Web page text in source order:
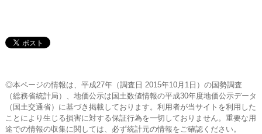
◎本ページの情報は、平成27年（調査日 2015年10月1日）の国勢調査
（総務省統計局）、地価公示は国土数値情報の平成30年度地価公示データ
（国土交通省）に基づき掲載しております。利用者が当サイトを利用した
ことにより生じる損害に対する保証行為を一切しておりません。重要な用
途での情報の収集に関しては、必ず統計元の情報をご確認ください。